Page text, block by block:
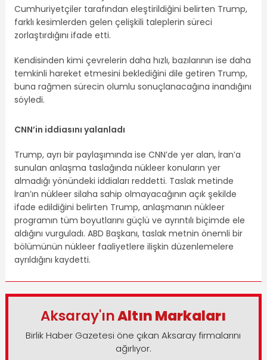
Cumhuriyetçiler tarafından eleştirildiğini belirten Trump,
farklı kesimlerden gelen çelişkili taleplerin süreci
zorlaştırdığını ifade etti.
Kendisinden kimi çevrelerin daha hızlı, bazılarının ise daha
temkinli hareket etmesini beklediğini dile getiren Trump,
buna rağmen sürecin olumlu sonuçlanacağına inandığını
söyledi.
CNN’in iddiasını yalanladı
Trump, ayrı bir paylaşımında ise CNN’de yer alan, İran’a
sunulan anlaşma taslağında nükleer konuların yer
almadığı yönündeki iddiaları reddetti. Taslak metinde
İran’ın nükleer silaha sahip olmayacağının açık şekilde
ifade edildiğini belirten Trump, anlaşmanın nükleer
programın tüm boyutlarını güçlü ve ayrıntılı biçimde ele
aldığını vurguladı. ABD Başkanı, taslak metnin önemli bir
bölümünün nükleer faaliyetlere ilişkin düzenlemelere
ayrıldığını kaydetti.
Aksaray'ınAltın Markaları
Birlik Haber Gazetesi öne çıkan Aksaray firmalarını
ağırlıyor.